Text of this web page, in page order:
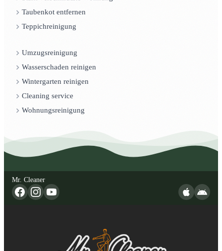
Taubenkot entfernen
Teppichreinigung
Umzugsreinigung
Wasserschaden reinigen
Wintergarten reinigen
Cleaning service
Wohnungsreinigung
Mr. Cleaner